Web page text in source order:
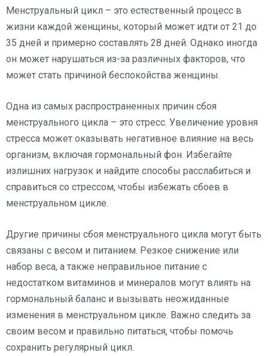
Менструальный цикл – это естественный процесс в
жизни каждой женщины, который может идти от 21 до
35 дней и примерно составлять 28 дней. Однако иногда
он может нарушаться из-за различных факторов, что
может стать причиной беспокойства женщины.
Одна из самых распространенных причин сбоя
менструального цикла – это стресс. Увеличение уровня
стресса может оказывать негативное влияние на весь
организм, включая гормональный фон. Избегайте
излишних нагрузок и найдите способы расслабиться и
справиться со стрессом, чтобы избежать сбоев в
менструальном цикле.
Другие причины сбоя менструального цикла могут быть
связаны с весом и питанием. Резкое снижение или
набор веса, а также неправильное питание с
недостатком витаминов и минералов могут влиять на
гормональный баланс и вызывать неожиданные
изменения в менструальном цикле. Важно следить за
своим весом и правильно питаться, чтобы помочь
сохранить регулярный цикл.